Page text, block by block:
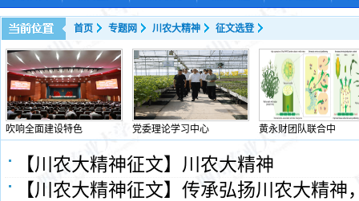
首页 专题网 川农大精神 征文选登
吹响全面建设特色 党委理论学习中心 黄永财团队联合中
【川农大精神征文】川农大精神
【川农大精神征文】传承弘扬川农大精神